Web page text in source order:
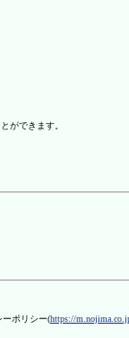
ができます。
ーポリシー(https://